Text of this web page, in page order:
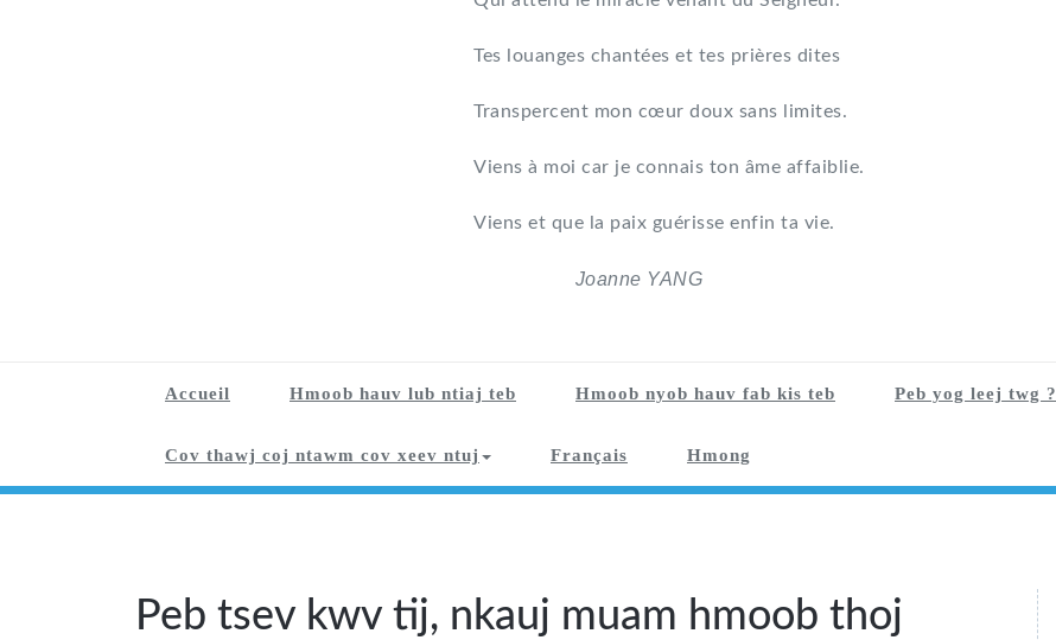
Tes louanges chantées et tes prières dites
Transpercent mon cœur doux sans limites.
Viens à moi car je connais ton âme affaiblie.
Viens et que la paix guérisse enfin ta vie.
Joanne YANG
Accueil Hmoob hauv lub ntiaj teb Hmoob nyob hauv fab kis teb Peb yog leej twg ?
Cov thawj coj ntawm cov xeev ntuj Français Hmong
Peb tsev kwv tij, nkauj muam hmoob thoj